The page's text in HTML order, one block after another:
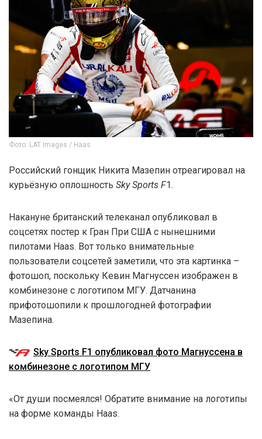
Фото: LAT Images / Haas
Российский гонщик Никита Мазепин отреагировал на
курьёзную оплошность Sky Sports F1.
Накануне британский телеканал опубликовал в
соцсетях постер к Гран При США с нынешними
пилотами Haas. Вот только внимательные
пользователи соцсетей заметили, что эта картинка –
фотошоп, поскольку Кевин Магнуссен изображен в
комбинезоне с логотипом МГУ. Датчанина
прифотошопили к прошлогодней фотографии
Мазепина.
Sky Sports F1 опубликовал фото Магнуссена в
комбинезоне с логотипом МГУ
«От души посмеялся! Обратите внимание на логотипы
на форме команды Haas.